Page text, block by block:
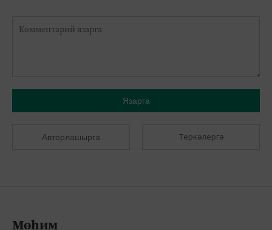
Язарга
Авторлашырга Теркәлергә
Мөһим